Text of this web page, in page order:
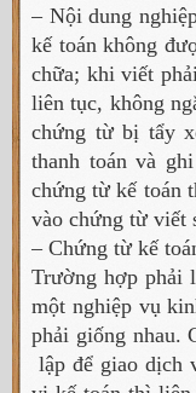
– Nội dung
kế toán không
chữa; khi viết
liên tục, không
chứng từ bị tẩy
thanh toán và
chứng từ kế toán
vào chứng từ viết
– Chứng từ kế
Trường hợp phải
một nghiệp vụ
phải giống nhau.
lập để giao dịch